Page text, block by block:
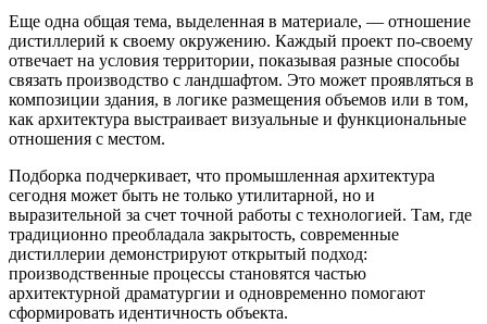
Еще одна общая тема, выделенная в материале, — отношение
дистиллерий к своему окружению. Каждый проект по-своему
отвечает на условия территории, показывая разные способы
связать производство с ландшафтом. Это может проявляться в
композиции здания, в логике размещения объемов или в том,
как архитектура выстраивает визуальные и функциональные
отношения с местом.
Подборка подчеркивает, что промышленная архитектура
сегодня может быть не только утилитарной, но и
выразительной за счет точной работы с технологией. Там, где
традиционно преобладала закрытость, современные
дистиллерии демонстрируют открытый подход:
производственные процессы становятся частью
архитектурной драматургии и одновременно помогают
сформировать идентичность объекта.